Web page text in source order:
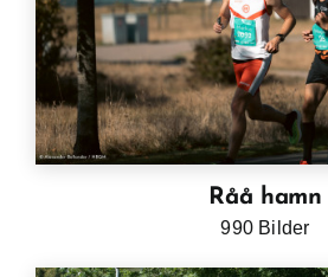
Råå hamn
990 Bilder